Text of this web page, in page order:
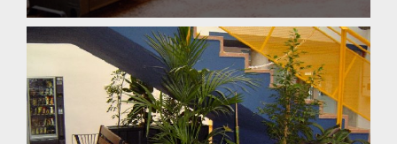
Centro comercial Garbera